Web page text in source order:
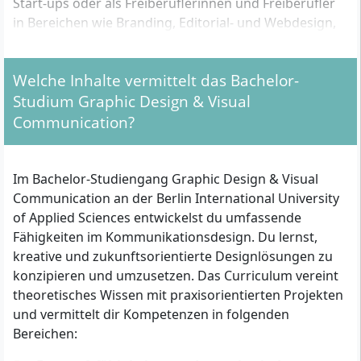
in Bereichen wie Branding, Editorial- und Webdesign,
Welche formalen Zulassungsvoraussetzungen
gelten?
Für die Zulassung benötigst du einen der folgenden
Allgemeine Hochschulreife (Abitur) oder
Fachhochschulreife
Ein als gleichwertig anerkanntes internationales
Zeugnis (z. B. US High School Diploma,
International Baccalaureate, GCE A-Levels), geprüft
durch die ZAB oder gemäß Anabin/DAAD-
Datenbank
Bei fehlender direkter
Welche Inhalte vermittelt das Bachelor-
Studium Graphic Design & Visual
Communication?
Im Bachelor-Studiengang Graphic Design & Visual
Communication an der Berlin International University
of Applied Sciences entwickelst du umfassende
Fähigkeiten im Kommunikationsdesign. Du lernst,
kreative und zukunftsorientierte Designlösungen zu
konzipieren und umzusetzen. Das Curriculum vereint
theoretisches Wissen mit praxisorientierten Projekten
und vermittelt dir Kompetenzen in folgenden
Bereichen: